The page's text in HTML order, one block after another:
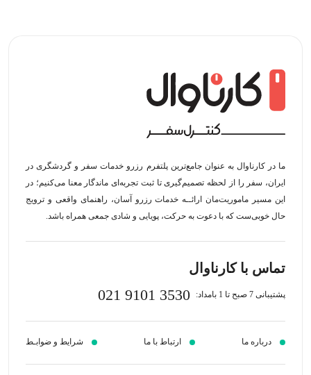
ما در کارناوال به عنوان جامع‌ترین پلتفرم رزرو خدمات سفر و گردشگری در
ایران، سفر را از لحظه‌ تصمیم‌گیری تا ثبت تجربه‌ای ماندگار معنا می‌کنیم؛ در
این مسیر‍ ماموریت‌مان اراﺋــﻪ خدمات رزرو آسان، راهنمای واقعی و ترویج
حال خوبی‌ست که با دعوت به حرکت، پویایی و شادی جمعی همراه باشد.
تماس با کارناوال
پشتیبانی 7 صبح تا 1 بامداد: 021 9101 3530
درباره ما ارتباط با ما شرایط و ضوابـط